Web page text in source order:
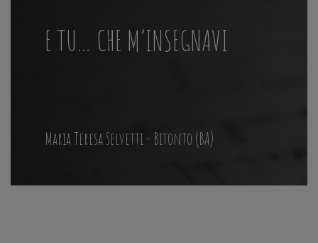
E TU… CHE M’INSEGNAVI
Maria Teresa Selvetti - Bitonto (BA)